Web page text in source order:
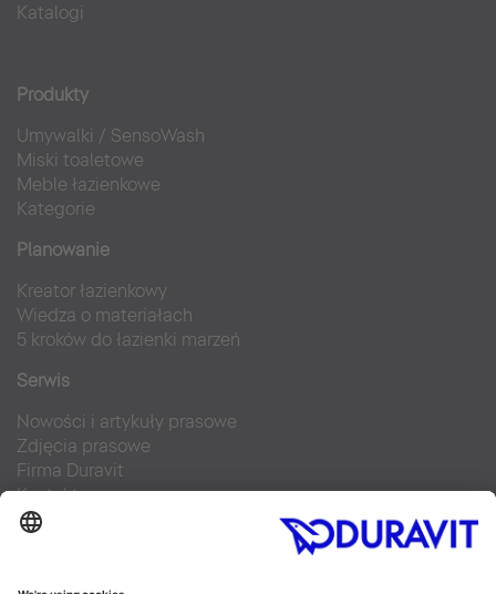
Katalogi
Produkty
Umywalki / SensoWash
Miski toaletowe
Meble łazienkowe
Kategorie
Planowanie
Kreator łazienkowy
Wiedza o materiałach
5 kroków do łazienki marzeń
Serwis
Nowości i artykuły prasowe
Zdjęcia prasowe
Firma Duravit
Kontakt
Najczęściej zadawane pytania